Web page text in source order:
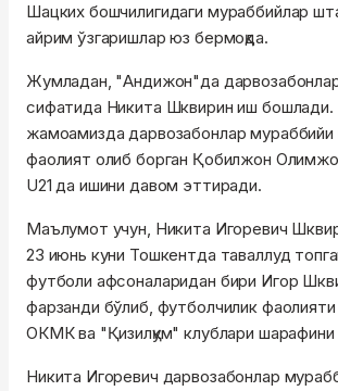
Шацких бошчилигидаги мураббийлар
айрим ўзгаришлар юз бермоқда.
Жумладан, "Андижон"да
сифатида Никита Шквирин иш бошлади.
жамоамизда дарвозабонлар мураббийи
фаолият олиб борган Қобилжон
U21 да ишини давом эттиради.
Маълумот учун, Никита Игоревич
23 июнь куни Тошкентда таваллуд
футболи афсоналаридан бири Игор
фарзанди бўлиб, футболчилик
ОКМК ва "Қизилқум" клублари шарафини
Никита Игоревич дарвозабонлар